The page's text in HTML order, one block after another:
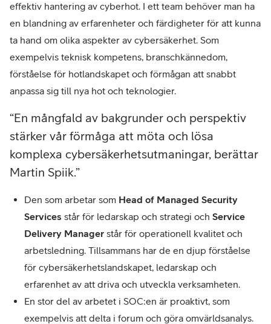
effektiv hantering av cyberhot. I ett team behöver man ha
en blandning av erfarenheter och färdigheter för att kunna
ta hand om olika aspekter av cybersäkerhet. Som
exempelvis teknisk kompetens, branschkännedom,
förståelse för hotlandskapet och förmågan att snabbt
anpassa sig till nya hot och teknologier.
En mångfald av bakgrunder och perspektiv
stärker vår förmåga att möta och lösa
komplexa cybersäkerhetsutmaningar, berättar
Martin Spiik.
Den som arbetar som Head of Managed Security
Services står för ledarskap och strategi och Service
Delivery Manager står för operationell kvalitet och
arbetsledning. Tillsammans har de en djup förståelse
för cybersäkerhetslandskapet, ledarskap och
erfarenhet av att driva och utveckla verksamheten.
En stor del av arbetet i SOC:en är proaktivt, som
exempelvis att delta i forum och göra omvärldsanalys.